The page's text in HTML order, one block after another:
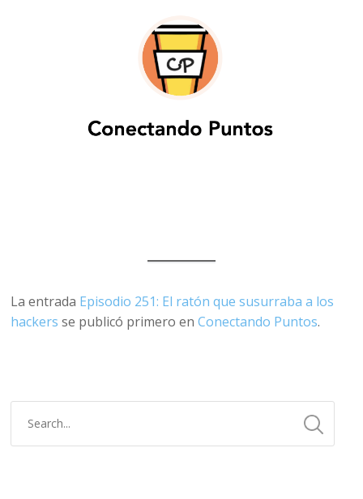
La entrada Episodio 251: El ratón que susurraba a los
hackers se publicó primero enConectando Puntos.